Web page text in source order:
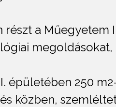
részt a Műegyetem
épületében 250
közben,